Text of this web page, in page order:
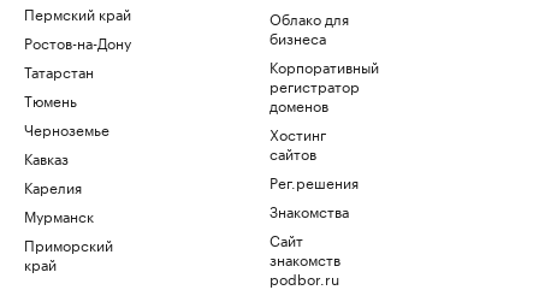
Пермский край
Ростов-на-Дону
Татарстан
Тюмень
Черноземье
Кавказ
Карелия
Мурманск
Приморский
край
Облако для
бизнеса
Корпоративный
регистратор
доменов
Хостинг
сайтов
Рег.решения
Знакомства
Сайт
знакомств
podbor.ru